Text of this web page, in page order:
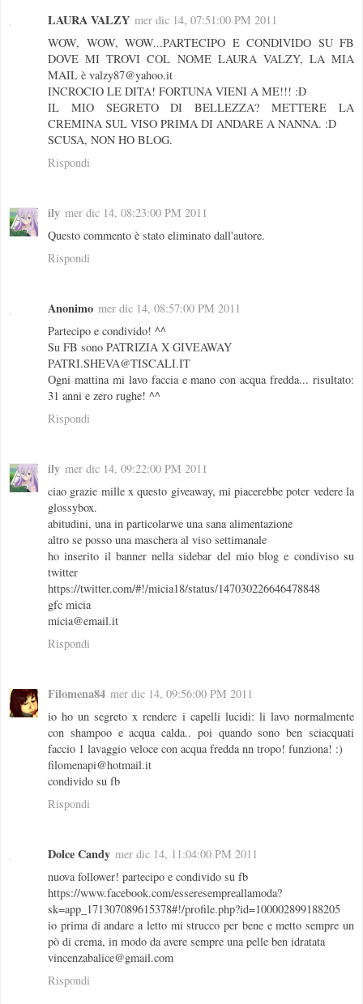
LAURA VALZY mer dic 14, 07:51:00 PM 2011
WOW, WOW, WOW...PARTECIPO E CONDIVIDO SU FB
DOVE MI TROVI COL NOME LAURA VALZY, LA MIA
MAIL è valzy87@yahoo.it
INCROCIO LE DITA! FORTUNA VIENI A ME!!! :D
IL MIO SEGRETO DI BELLEZZA? METTERE LA
CREMINA SUL VISO PRIMA DI ANDARE A NANNA. :D
SCUSA, NON HO BLOG.
Rispondi
ily mer dic 14, 08:23:00 PM 2011
Questo commento è stato eliminato dall'autore.
Rispondi
Anonimo mer dic 14, 08:57:00 PM 2011
Partecipo e condivido! ^^
Su FB sono PATRIZIA X GIVEAWAY
PATRI.SHEVA@TISCALI.IT
Ogni mattina mi lavo faccia e mano con acqua fredda... risultato:
31 anni e zero rughe! ^^
Rispondi
ily mer dic 14, 09:22:00 PM 2011
ciao grazie mille x questo giveaway, mi piacerebbe poter vedere la
glossybox.
abitudini, una in particolarwe una sana alimentazione
altro se posso una maschera al viso settimanale
ho inserito il banner nella sidebar del mio blog e condiviso su
twitter
https://twitter.com/#!/micia18/status/147030226646478848
gfc micia
micia@email.it
Rispondi
Filomena84 mer dic 14, 09:56:00 PM 2011
io ho un segreto x rendere i capelli lucidi: li lavo normalmente
con shampoo e acqua calda.. poi quando sono ben sciacquati
faccio 1 lavaggio veloce con acqua fredda nn tropo! funziona! :)
filomenapi@hotmail.it
condivido su fb
Rispondi
Dolce Candy mer dic 14, 11:04:00 PM 2011
nuova follower! partecipo e condivido su fb
https://www.facebook.com/esseresempreallamoda?
sk=app_171307089615378#!/profile.php?id=100002899188205
io prima di andare a letto mi strucco per bene e metto sempre un
pò di crema, in modo da avere sempre una pelle ben idratata
vincenzabalice@gmail.com
Rispondi